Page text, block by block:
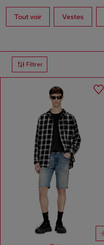
Tout voir Vestes
Filtrer